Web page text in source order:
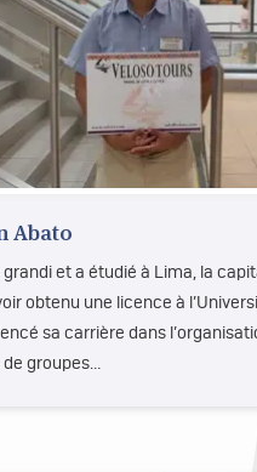
Abato
grandi et a étudié à Lima, la
obtenu une licence à
sa carrière dans
de groupes…